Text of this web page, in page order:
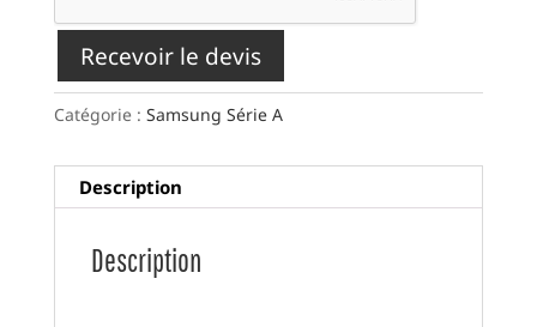
Recevoir le devis
Catégorie : Samsung Série A
Description
Description